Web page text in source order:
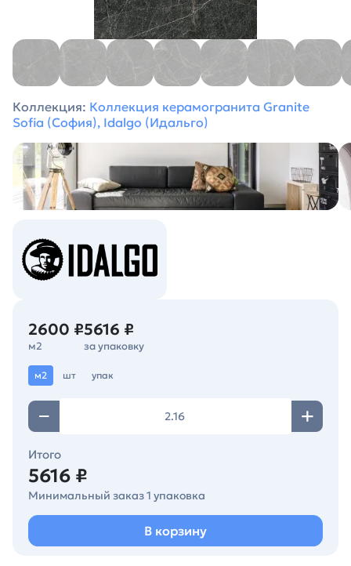
Коллекция: Коллекция керамогранита Granite
Sofia (София), Idalgo (Идальго)
2600 ₽
м2
5616 ₽
за упаковку
м2 шт упак
Итого
5616 ₽
Минимальный заказ 1 упаковка
В корзину